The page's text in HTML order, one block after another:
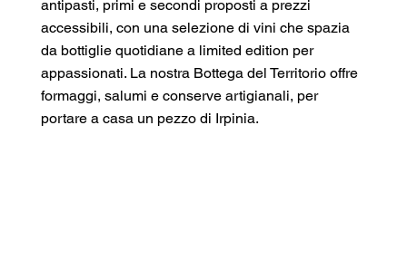
antipasti, primi e secondi proposti a prezzi
accessibili, con una selezione di vini che spazia
da bottiglie quotidiane a limited edition per
appassionati. La nostra Bottega del Territorio offre
formaggi, salumi e conserve artigianali, per
portare a casa un pezzo di Irpinia.